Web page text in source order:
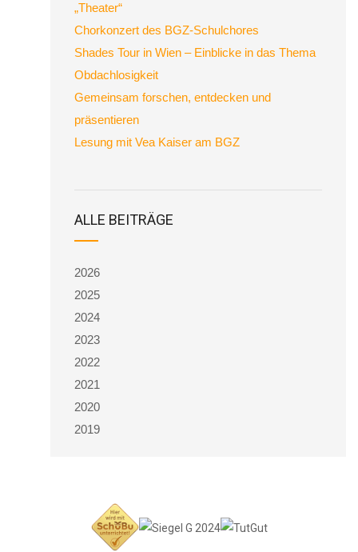
„Theater“
Chorkonzert des BGZ-Schulchores
Shades Tour in Wien – Einblicke in das Thema
Obdachlosigkeit
Gemeinsam forschen, entdecken und
präsentieren
Lesung mit Vea Kaiser am BGZ
ALLE BEITRÄGE
2026
2025
2024
2023
2022
2021
2020
2019